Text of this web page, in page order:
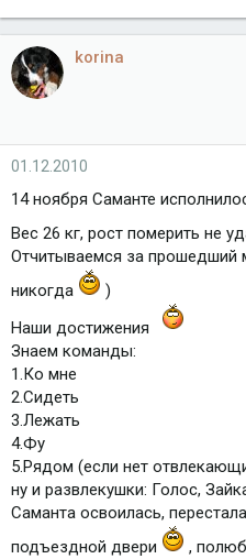
korina
01.12.2010
14 ноября Саманте
Вес 26 кг, рост померить не
Отчитываемся за прошедший
никогда
)
Наши достижения
Знаем команды:
1.Ко мне
2.Сидеть
3.Лежать
4.Фу
5.Рядом (если нет
ну и развлекушки: Голос,
Саманта освоилась,
подъездной двери
,